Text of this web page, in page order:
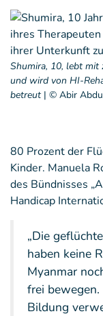
Shumira, 10, lebt mit
und wird von HI-
betreut| © Abir
80 Prozent der
Kinder. Manuela
des Bündnisses
Handicap
„Die
haben keine
Myanmar
frei
Bildung